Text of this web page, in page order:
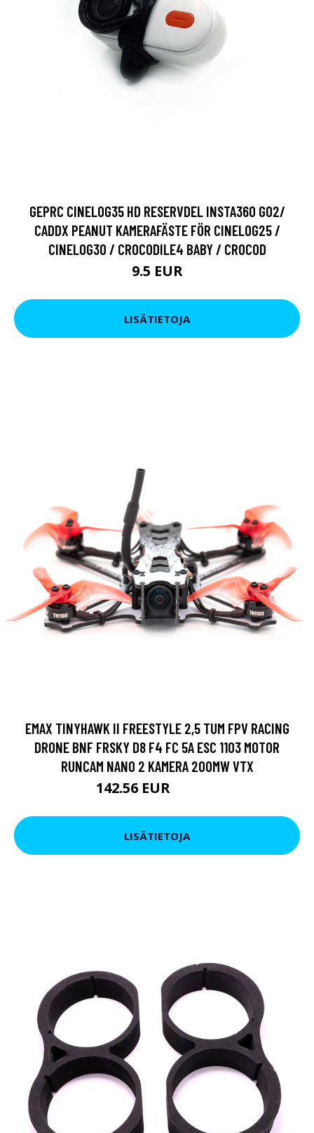
GEPRC CINELOG35 HD RESERVDEL INSTA360 GO2/
CADDX PEANUT KAMERAFÄSTE FÖR CINELOG25 /
CINELOG30 / CROCODILE4 BABY / CROCOD
9.5 EUR
LISÄTIETOJA
EMAX TINYHAWK II FREESTYLE 2,5 TUM FPV RACING
DRONE BNF FRSKY D8 F4 FC 5A ESC 1103 MOTOR
RUNCAM NANO 2 KAMERA 200MW VTX
142.56 EUR
LISÄTIETOJA